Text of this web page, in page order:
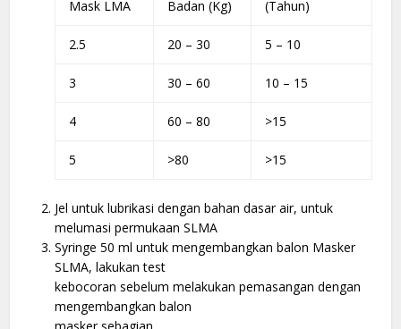
Mask LMA
Badan (Kg)
(Tahun)
2.5 20 – 30 5 – 10
3 30 – 60 10 – 15
4 60 – 80 >15
5 >80 >15
Jel untuk lubrikasi dengan bahan dasar air, untuk
melumasi permukaan SLMA
Syringe 50 ml untuk mengembangkan balon Masker
SLMA, lakukan test
kebocoran sebelum melakukan pemasangan dengan
mengembangkan balon